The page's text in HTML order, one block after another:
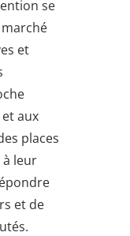
se
et
aux
places
à leur
et de